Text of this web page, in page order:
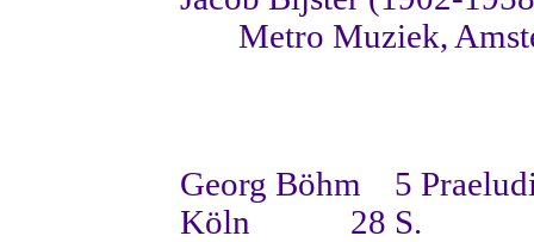
Metro Muziek,
Georg Böhm
5
Köln
28 S.